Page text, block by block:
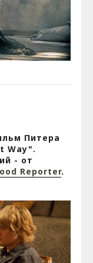
Питера
Way".
- от
Reporter.